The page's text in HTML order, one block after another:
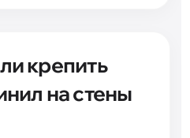
крепить
на стены